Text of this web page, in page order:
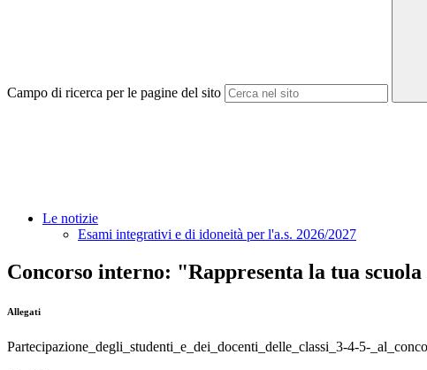
Campo di ricerca per le pagine del sito
Le notizie
Esami integrativi e di idoneità per l'a.s. 2026/2027
Concorso interno: "Rappresenta la tua
Allegati
Partecipazione_degli_studenti_e_dei_docenti_delle_classi_3-4-5-